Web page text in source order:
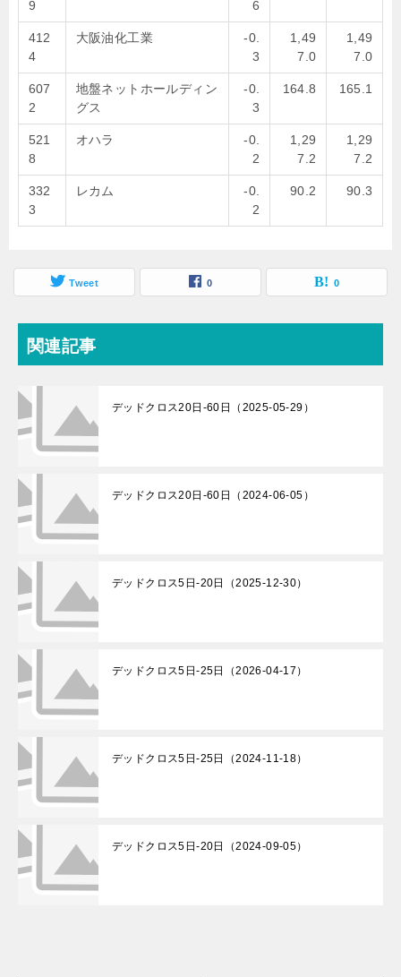
9 6
412
4
大阪油化工業
-0.
3
1,49
7.0
1,49
7.0
607
2
地盤ネットホールディン
グス
-0.
3
164.8 165.1
521
8
オハラ
-0.
2
1,29
7.2
1,29
7.2
332
3
レカム
-0.
2
90.2 90.3
Tweet 0 0
関連記事
デッドクロス20日-60日（2025-05-29）
デッドクロス20日-60日（2024-06-05）
デッドクロス5日-20日（2025-12-30）
デッドクロス5日-25日（2026-04-17）
デッドクロス5日-25日（2024-11-18）
デッドクロス5日-20日（2024-09-05）